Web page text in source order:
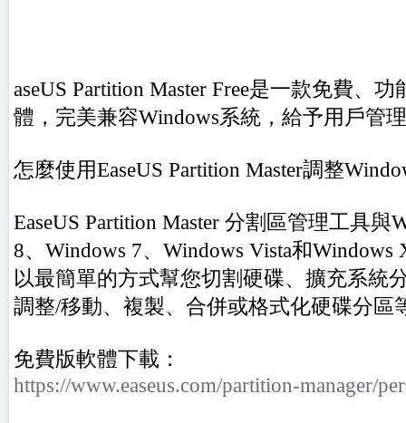
aseUS Partition Master Free是一款免費、
體，完美兼容Windows系統，給予用戶管
怎麼使用EaseUS Partition Master調整
EaseUS Partition Master 分割區管理工具與
8、Windows 7、Windows Vista和Windows
以最簡單的方式幫您切割硬碟、擴充系統
調整/移動、複製、合併或格式化硬碟分區
免費版軟體下載：
https://www.easeus.com/partition-manager/